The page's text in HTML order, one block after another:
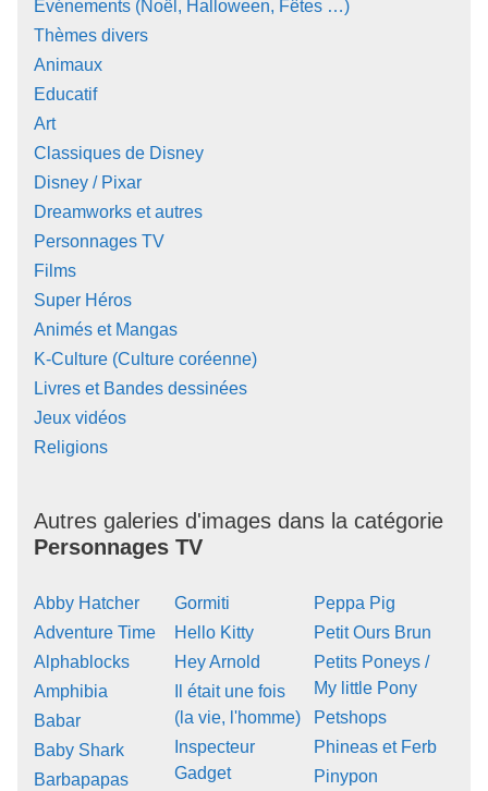
Événements (Noël, Halloween, Fêtes …)
Thèmes divers
Animaux
Educatif
Art
Classiques de Disney
Disney / Pixar
Dreamworks et autres
Personnages TV
Films
Super Héros
Animés et Mangas
K-Culture (Culture coréenne)
Livres et Bandes dessinées
Jeux vidéos
Religions
Autres galeries d'images dans la catégorie
Personnages TV
Abby Hatcher
Adventure Time
Alphablocks
Amphibia
Babar
Baby Shark
Barbapapas
Gormiti
Hello Kitty
Hey Arnold
Il était une fois
(la vie, l'homme)
Inspecteur
Gadget
Peppa Pig
Petit Ours Brun
Petits Poneys /
My little Pony
Petshops
Phineas et Ferb
Pinypon